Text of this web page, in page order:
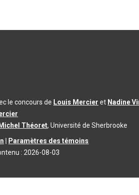
le concours de Louis Mercier et Nadine
Théoret, Université de Sherbrooke
Paramètres des témoins
: 2026-08-03